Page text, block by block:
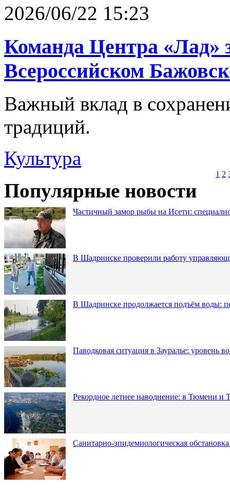
2026/06/22 15:23
Команда Центра «Лад»
Всероссийском
Важный вклад в
традиций.
Культура
1 2
Популярные новости
Частичный замор рыбы на Исети:
В Шадринске проверили работу
В Шадринске продолжается подъём воды:
Паводковая ситуация в Зауралье: уровень
Рекордное летнее наводнение: в Тюмени и
Санитарно-эпидемиологическая